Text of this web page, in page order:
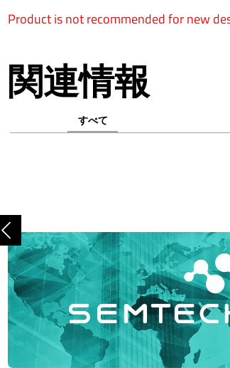
Product is not recommended for new
関連情報
すべて
前へ